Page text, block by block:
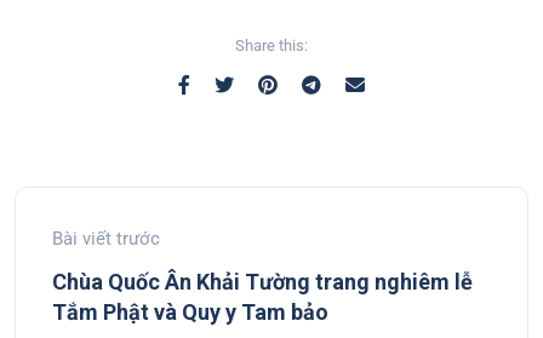
Share this:
Bài viết trước
Chùa Quốc Ân Khải Tường trang nghiêm lễ
Tắm Phật và Quy y Tam bảo